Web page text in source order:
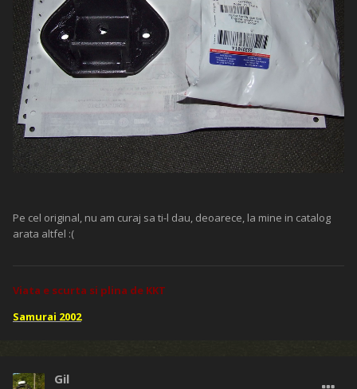
Pe cel original, nu am curaj sa ti-l dau, deoarece, la mine in catalog
arata altfel :(
Viata e scurta si plina de KKT
Samurai 2002
Gil